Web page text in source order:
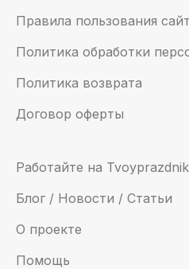
Правила пользования
Политика обработки
Политика возврата
Договор оферты
Работайте на Tvoyprazdnik
Блог / Новости / Статьи
О проекте
Помощь